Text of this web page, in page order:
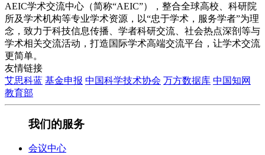
AEIC学术交流中心（简称“AEIC”），整合全球高校、科研院
所及学术机构等专业学术资源，以“忠于学术，服务学者”为理
念，致力于科技信息传播、学者科研交流、社会热点深剖等与
学术相关交流活动，打造国际学术高端交流平台，让学术交流
更简单。
友情链接
艾思科蓝 基金申报 中国科学技术协会 万方数据库 中国知网
教育部
我们的服务
会议中心